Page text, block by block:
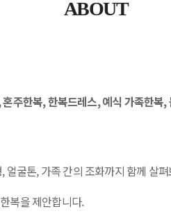
ABOUT
주한복, 한복드레스, 예식 가족한복,
얼굴톤, 가족 간의 조화까지 함께 살
복을 제안합니다.